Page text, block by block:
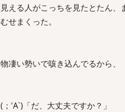
見える人がこっちを見たとたん
むせまくった。
物凄い勢いで咳き込んでるから、
(；'A`)「だ、大丈夫ですか？」